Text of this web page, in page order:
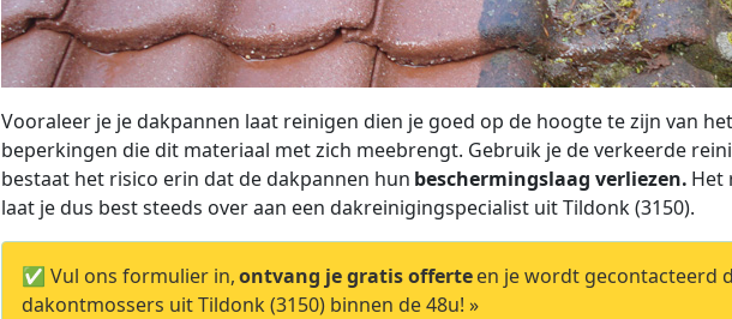
Vooraleer je je dakpannen laat reinigen dien je goed op de hoogte te zijn van
beperkingen die dit materiaal met zich meebrengt. Gebruik je de verkeerde
bestaat het risico erin dat de dakpannen hun beschermingslaag verliezen. Het
laat je dus best steeds over aan een dakreinigingspecialist uit Tildonk (3150).
✅ Vul ons formulier in,ontvang je gratis offerteen je wordt gecontacteerd
dakontmossers uit Tildonk (3150) binnen de 48u! »